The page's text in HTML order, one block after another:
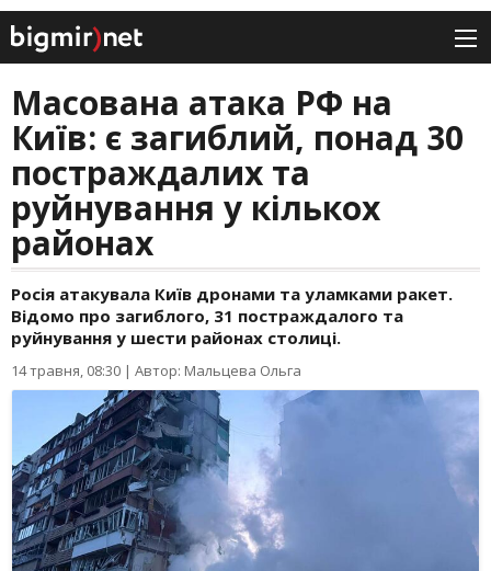
Масована атака РФ на
Київ: є загиблий, понад 30
постраждалих та
руйнування у кількох
районах
Росія атакувала Київ дронами та уламками ракет.
Відомо про загиблого, 31 постраждалого та
руйнування у шести районах столиці.
14 травня, 08:30 | Автор: Мальцева Ольга